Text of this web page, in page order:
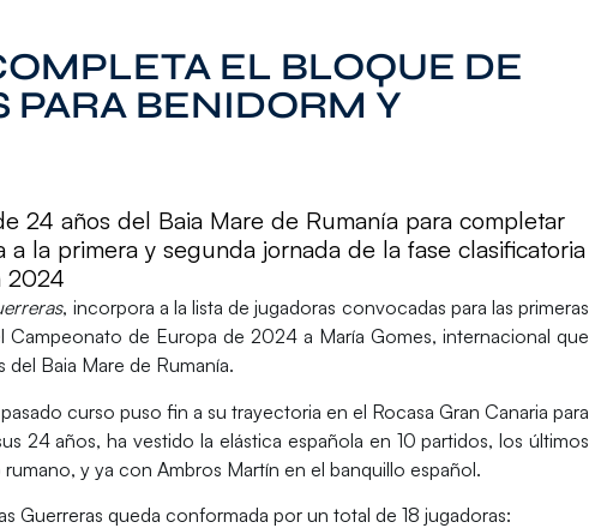
EL BLOQUE DE
PARA BENIDORM Y
24 años del Baia Mare de Rumanía para completar
la primera y segunda jornada de la fase clasificatoria
2024
, incorpora a la lista de jugadoras convocadas para las primeras
Campeonato de Europa de 2024 a María Gomes, internacional que
del Baia Mare de Rumanía.
curso puso fin a su trayectoria en el Rocasa Gran Canaria para
24 años, ha vestido la elástica española en 10 partidos, los últimos
y ya con Ambros Martín en el banquillo español.
Guerreras queda conformada por un total de 18 jugadoras: